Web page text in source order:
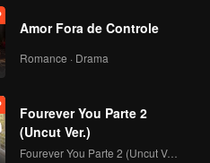
Amor Fora de Controle
Romance · Drama
Fourever You Parte 2
(Uncut Ver.)
Fourever You Parte 2 (Uncut Ver.)